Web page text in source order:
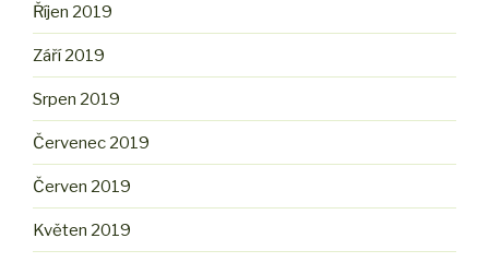
Říjen 2019
Září 2019
Srpen 2019
Červenec 2019
Červen 2019
Květen 2019